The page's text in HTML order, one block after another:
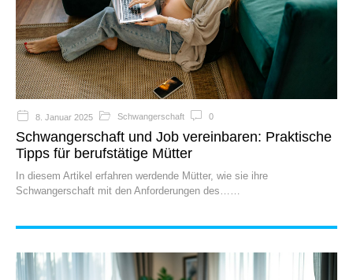
8. Januar 2025 Schwangerschaft 0
Schwangerschaft und Job vereinbaren: Praktische
Tipps für berufstätige Mütter
In diesem Artikel erfahren werdende Mütter, wie sie ihre
Schwangerschaft mit den Anforderungen des…